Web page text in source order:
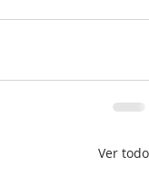
Ver todo